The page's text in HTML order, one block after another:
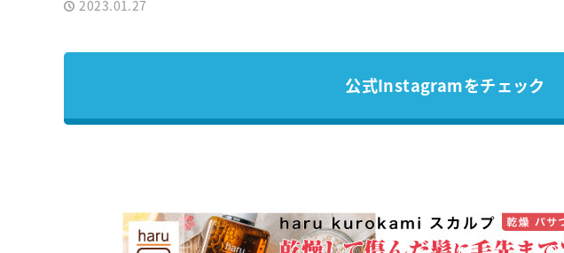
2023.01.27
公式Instagramをチェック